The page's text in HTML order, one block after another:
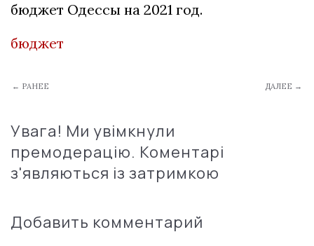
бюджет Одессы на 2021 год.
бюджет
← РАНЕЕ ДАЛЕЕ →
Увага! Ми увімкнули
премодерацію. Коментарі
з'являються із затримкою
Добавить комментарий